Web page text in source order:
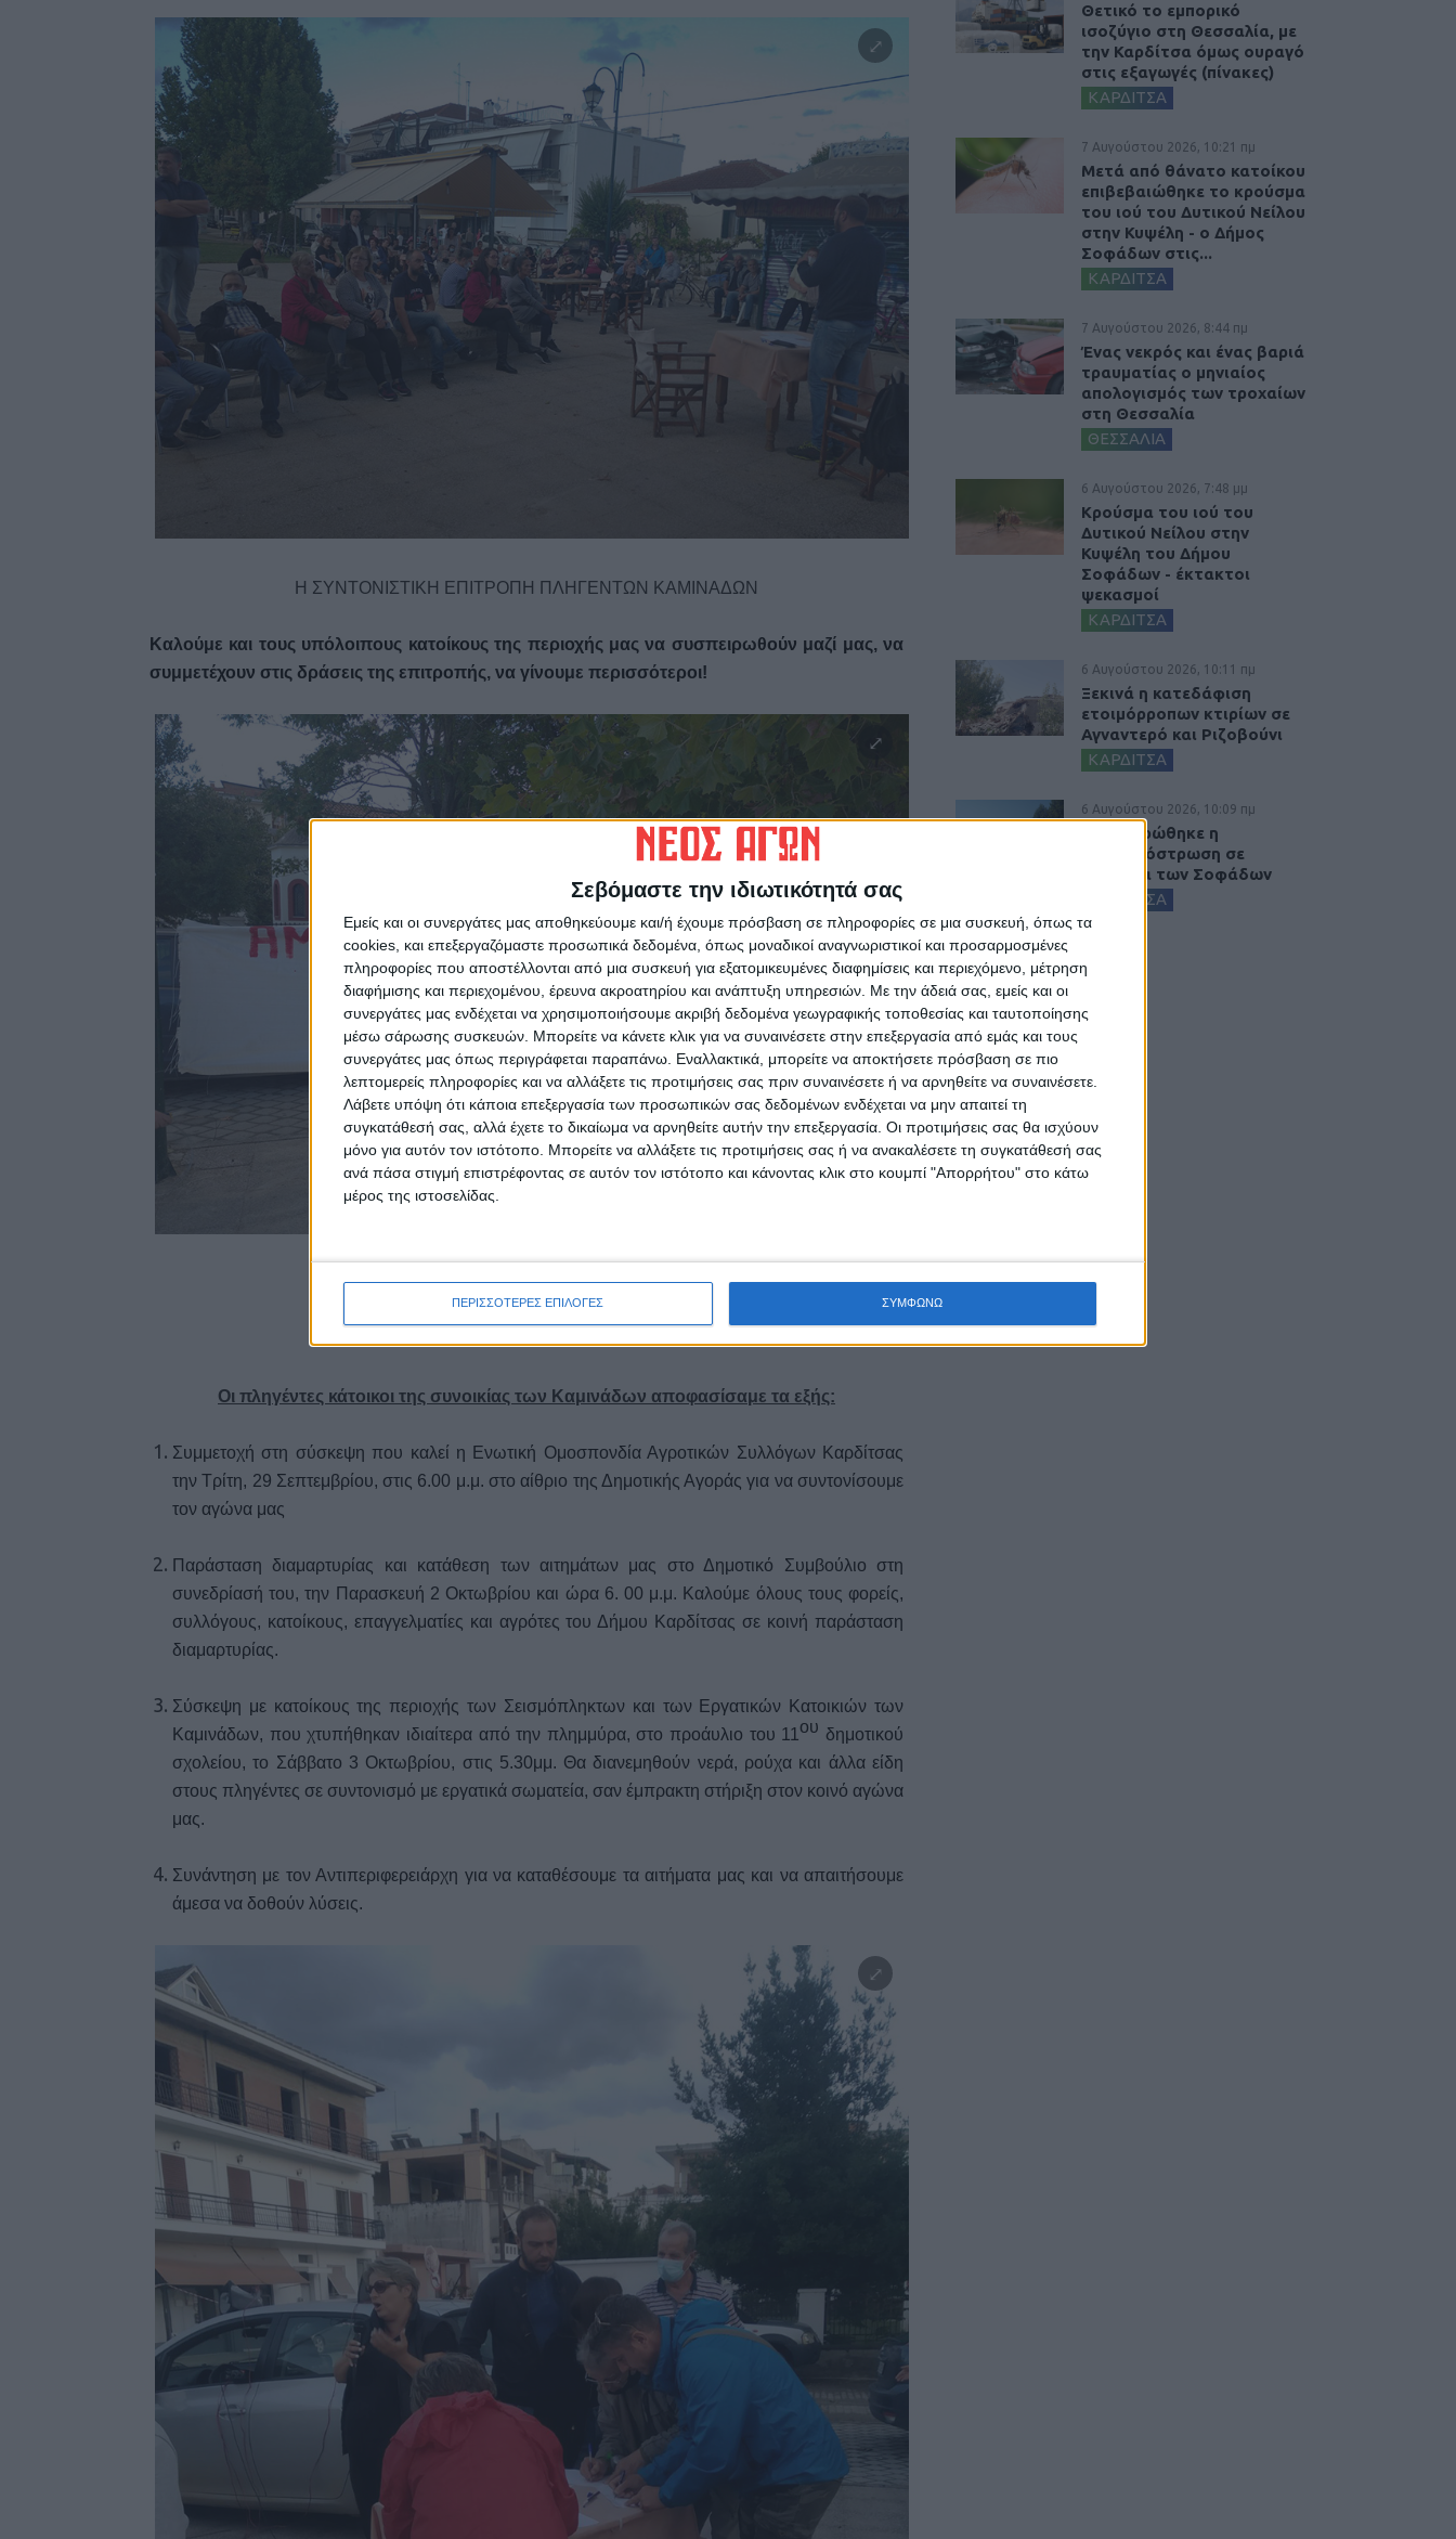
Σεβόμαστε την ιδιωτικότητά σας
Εμείς και οι συνεργάτες μας αποθηκεύουμε και/ή έχουμε πρόσβαση σε πληροφορίες σε μια συσκευή, όπως τα
cookies, και επεξεργαζόμαστε προσωπικά δεδομένα, όπως μοναδικοί αναγνωριστικοί και προσαρμοσμένες
πληροφορίες που αποστέλλονται από μια συσκευή για εξατομικευμένες διαφημίσεις και περιεχόμενο, μέτρηση
διαφήμισης και περιεχομένου, έρευνα ακροατηρίου και ανάπτυξη υπηρεσιών. Με την άδειά σας, εμείς και οι
συνεργάτες μας ενδέχεται να χρησιμοποιήσουμε ακριβή δεδομένα γεωγραφικής τοποθεσίας και ταυτοποίησης
μέσω σάρωσης συσκευών. Μπορείτε να κάνετε κλικ για να συναινέσετε στην επεξεργασία από εμάς και τους
συνεργάτες μας όπως περιγράφεται παραπάνω. Εναλλακτικά, μπορείτε να αποκτήσετε πρόσβαση σε πιο
λεπτομερείς πληροφορίες και να αλλάξετε τις προτιμήσεις σας πριν συναινέσετε ή να αρνηθείτε να συναινέσετε.
Λάβετε υπόψη ότι κάποια επεξεργασία των προσωπικών σας δεδομένων ενδέχεται να μην απαιτεί τη
συγκατάθεσή σας, αλλά έχετε το δικαίωμα να αρνηθείτε αυτήν την επεξεργασία. Οι προτιμήσεις σας θα ισχύουν
μόνο για αυτόν τον ιστότοπο. Μπορείτε να αλλάξετε τις προτιμήσεις σας ή να ανακαλέσετε τη συγκατάθεσή σας
ανά πάσα στιγμή επιστρέφοντας σε αυτόν τον ιστότοπο και κάνοντας κλικ στο κουμπί "Απορρήτου" στο κάτω
μέρος της ιστοσελίδας.
ΠΕΡΙΣΣΟΤΕΡΕΣ ΕΠΙΛΟΓΕΣ ΣΥΜΦΩΝΩ
Η ΣΥΝΤΟΝΙΣΤΙΚΗ ΕΠΙΤΡΟΠΗ ΠΛΗΓΕΝΤΩΝ ΚΑΜΙΝΑΔΩΝ
Καλούμε και τους υπόλοιπους κατοίκους της περιοχής μας να συσπειρωθούν μαζί μας, να
συμμετέχουν στις δράσεις της επιτροπής, να γίνουμε περισσότεροι!
ΚΑΝΕΝΑΣ ΜΟΝΟΣ ΤΟΥ
ΕΝΑΣ ΓΙΑ ΟΛΟΥΣ ΚΑΙ ΟΛΟΙ ΓΙΑ ΕΝΑΝ
Οι πληγέντες κάτοικοι της συνοικίας των Καμινάδων αποφασίσαμε τα εξής:
Συμμετοχή στη σύσκεψη που καλεί η Ενωτική Ομοσπονδία Αγροτικών Συλλόγων Καρδίτσας
την Τρίτη, 29 Σεπτεμβρίου, στις 6.00 μ.μ. στο αίθριο της Δημοτικής Αγοράς για να συντονίσουμε
τον αγώνα μας
Παράσταση διαμαρτυρίας και κατάθεση των αιτημάτων μας στο Δημοτικό Συμβούλιο στη
συνεδρίασή του, την Παρασκευή 2 Οκτωβρίου και ώρα 6. 00 μ.μ. Καλούμε όλους τους φορείς,
συλλόγους, κατοίκους, επαγγελματίες και αγρότες του Δήμου Καρδίτσας σε κοινή παράσταση
διαμαρτυρίας.
Σύσκεψη με κατοίκους της περιοχής των Σεισμόπληκτων και των Εργατικών Κατοικιών των
Καμινάδων, που χτυπήθηκαν ιδιαίτερα από την πλημμύρα, στο προάυλιο του 11 ου δημοτικού
σχολείου, το Σάββατο 3 Οκτωβρίου, στις 5.30μμ. Θα διανεμηθούν νερά, ρούχα και άλλα είδη
στους πληγέντες σε συντονισμό με εργατικά σωματεία, σαν έμπρακτη στήριξη στον κοινό αγώνα
μας.
Συνάντηση με τον Αντιπεριφερειάρχη για να καταθέσουμε τα αιτήματα μας και να απαιτήσουμε
άμεσα να δοθούν λύσεις.
Θετικό το εμπορικό
ισοζύγιο στη Θεσσαλία, με
την Καρδίτσα όμως ουραγό
στις εξαγωγές (πίνακες)
ΚΑΡΔΙΤΣΑ
7 Αυγούστου 2026, 10:21 πμ
Μετά από θάνατο κατοίκου
επιβεβαιώθηκε το κρούσμα
του ιού του Δυτικού Νείλου
στην Κυψέλη - ο Δήμος
Σοφάδων στις...
ΚΑΡΔΙΤΣΑ
7 Αυγούστου 2026, 8:44 πμ
Ένας νεκρός και ένας βαριά
τραυματίας ο μηνιαίος
απολογισμός των τροχαίων
στη Θεσσαλία
ΘΕΣΣΑΛΙΑ
6 Αυγούστου 2026, 7:48 μμ
Κρούσμα του ιού του
Δυτικού Νείλου στην
Κυψέλη του Δήμου
Σοφάδων - έκτακτοι
ψεκασμοί
ΚΑΡΔΙΤΣΑ
6 Αυγούστου 2026, 10:11 πμ
Ξεκινά η κατεδάφιση
ετοιμόρροπων κτιρίων σε
Αγναντερό και Ριζοβούνι
ΚΑΡΔΙΤΣΑ
6 Αυγούστου 2026, 10:09 πμ
Ολοκληρώθηκε η
ασφαλτόστρωση σε
τμήματα των Σοφάδων
ΚΑΡΔΙΤΣΑ